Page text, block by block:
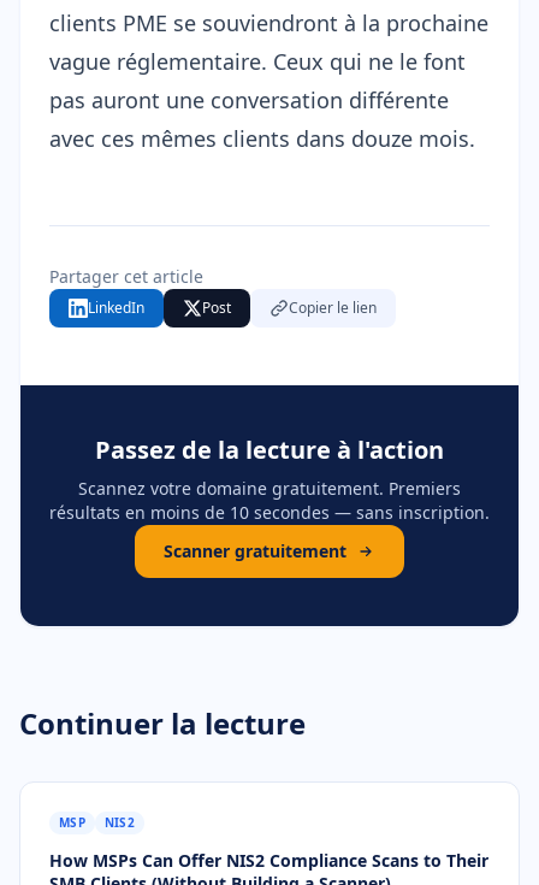
clients PME se souviendront à la prochaine
vague réglementaire. Ceux qui ne le font
pas auront une conversation différente
avec ces mêmes clients dans douze mois.
Partager cet article
LinkedIn Post Copier le lien
Passez de la lecture à l'action
Scannez votre domaine gratuitement. Premiers
résultats en moins de 10 secondes — sans inscription.
Scanner gratuitement
Continuer la lecture
MSP NIS2
How MSPs Can Offer NIS2 Compliance Scans to Their